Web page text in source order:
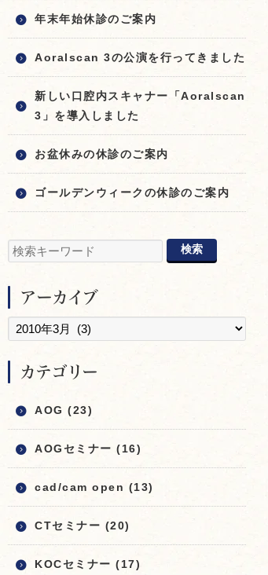
年末年始休診のご案内
Aoralscan 3の公演を行ってきました
新しい口腔内スキャナー「Aoralscan
3」を導入しました
お盆休みの休診のご案内
ゴールデンウィークの休診のご案内
アーカイブ
カテゴリー
AOG (23)
AOGセミナー (16)
cad/cam open (13)
CTセミナー (20)
KOCセミナー (17)